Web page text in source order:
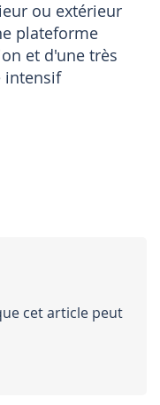
ou extérieur
plateforme
et d'une très
intensif
cet article peut